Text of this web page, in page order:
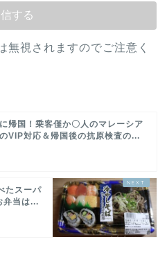
無視されますのでご注意く
帰国！乗客僅か〇人のマレーシア
VIP対応＆帰国後の抗原検査の...
たスーパ
弁当は...